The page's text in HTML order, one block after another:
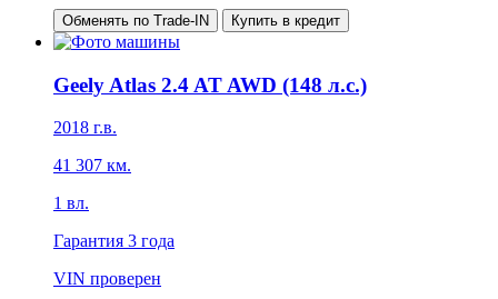
Обменять по Trade-IN Купить в кредит
Geely Atlas 2.4 AT AWD (148 л.с.)
2018 г.в.
41 307 км.
1 вл.
Гарантия 3 года
VIN проверен